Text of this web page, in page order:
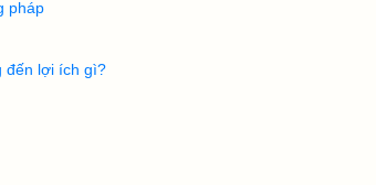
pháp
đến lợi ích gì?